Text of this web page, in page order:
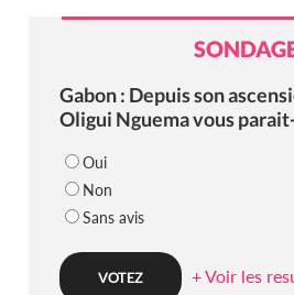
Gabon : Depuis son
Oligui Nguema vous
Oui
Non
Sans avis
+ Voir les